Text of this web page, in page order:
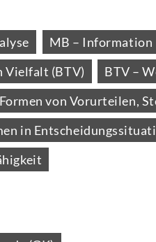
MB – Information
Vielfalt (BTV)
BTV –
von Vorurteilen,
in